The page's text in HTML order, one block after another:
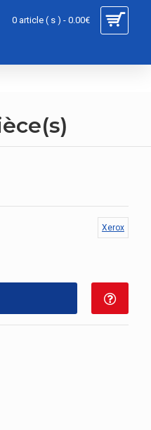
0 article ( s ) - 0.00€
Xerox